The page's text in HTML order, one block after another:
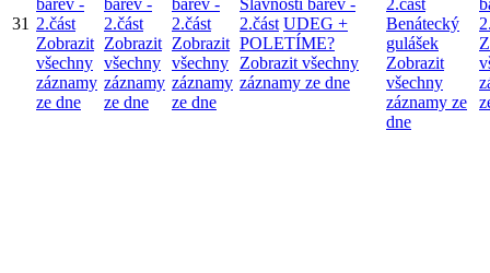
31
barev -
2.část
Zobrazit
všechny
záznamy
ze dne
barev -
2.část
Zobrazit
všechny
záznamy
ze dne
barev -
2.část
Zobrazit
všechny
záznamy
ze dne
Slavnosti barev -
2.část UDEG +
POLETÍME?
Zobrazit všechny
záznamy ze dne
2.část
Benátecký
gulášek
Zobrazit
všechny
záznamy ze
dne